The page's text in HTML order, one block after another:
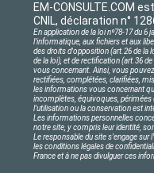
EM-CONSULTE.COM
CNIL, déclaration n°
En application de la loi nº78-17 du 6
l'informatique, aux fichiers et aux
des droits d'opposition (art.26 de la
de la loi), et de rectification (art.36
vous concernant. Ainsi, vous
rectifiées, complétées, clarifiées,
les informations vous concernant
incomplètes, équivoques, périmées
l'utilisation ou la conservation est
Les informations personnelles
notre site, y compris leur identité,
Le responsable du site s'engage sur
les conditions légales de
France et à ne pas divulguer ces